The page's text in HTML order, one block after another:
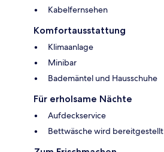
Kabelfernsehen
Komfortausstattung
Klimaanlage
Minibar
Bademäntel und Hausschuhe
Für erholsame Nächte
Aufdeckservice
Bettwäsche wird bereitgestellt